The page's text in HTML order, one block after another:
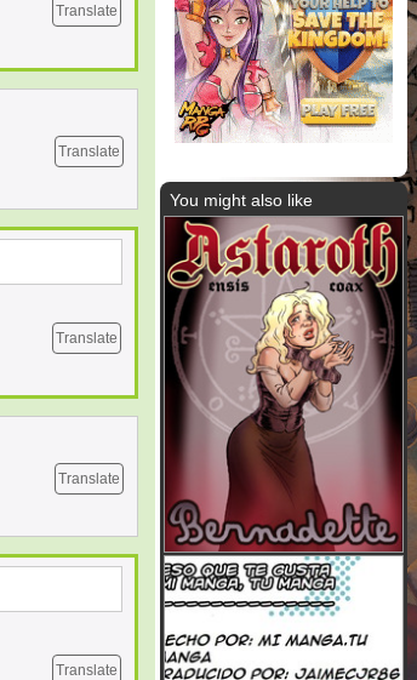
Translate
Translate
Translate
Translate
Translate
You might also like